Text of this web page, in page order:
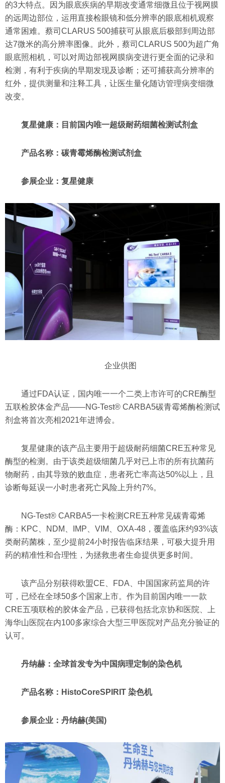
的3大特点。因为眼底疾病的早期改变通常细微且位于视网膜
的远周边部位，运用直接检眼镜和低分辨率的眼底相机观察
通常困难。蔡司CLARUS 500捕获可从眼底后极部到周边部
达7微米的高分辨率图像。此外，蔡司CLARUS 500为超广角
眼底照相机，可以对周边部视网膜病变进行更全面的记录和
检测，有利于疾病的早期发现及诊断；还可捕获高分辨率的
红外，提供测量和注释工具，让医生量化随访管理病变细微
改变。
复星健康：目前国内唯一超级耐药细菌检测试剂盒
产品名称：碳青霉烯酶检测试剂盒
参展企业：复星健康
企业供图
通过FDA认证，国内唯一一个二类上市许可的CRE酶型
五联检胶体金产品——NG-Test® CARBA5碳青霉烯酶检测试
剂盒将首次亮相2021年进博会。
复星健康的该产品主要用于超级耐药细菌CRE五种常见
酶型的检测。由于该类超级细菌几乎对已上市的所有抗菌药
物耐药，由其导致的败血症，患者死亡率高达50%以上，且
诊断每延误一小时患者死亡风险上升约7%。
NG-Test® CARBA5一卡检测CRE五种常见碳青霉烯
酶：KPC、NDM、IMP、VIM、OXA-48，覆盖临床约93%该
类耐药菌株，至少提前24小时报告临床结果，可极大提升用
药的精准性和合理性，为拯救患者生命提供更多时间。
该产品分别获得欧盟CE、FDA、中国国家药监局的许
可，已经在全球50多个国家上市。作为目前国内唯一一款
CRE五项联检的胶体金产品，已获得包括北京协和医院、上
海华山医院在内100多家综合大型三甲医院对产品充分验证的
认可。
丹纳赫：全球首发专为中国病理定制的染色机
产品名称：HistoCoreSPIRIT 染色机
参展企业：丹纳赫(美国)